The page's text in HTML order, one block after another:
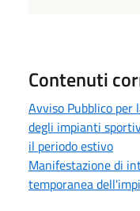
Contenuti
Avviso Pubblico per
degli impianti
il periodo estivo
Manifestazione di
temporanea